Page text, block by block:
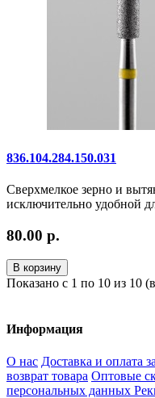
836.104.284.150.031
Сверхмелкое зерно и
исключительно удобной
80.00 р.
В корзину
Показано с 1 по 10 из 10
Информация
О нас Доставка и оплата
возврат товара Оптовые
персональных данных